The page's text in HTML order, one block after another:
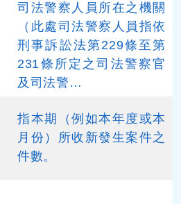
司法警察人員所在之機關
（此處司法警察人員指依
刑事訴訟法第229條至第
231條所定之司法警察官
及司法警…
指本期（例如本年度或本
月份）所收新發生案件之
件數。